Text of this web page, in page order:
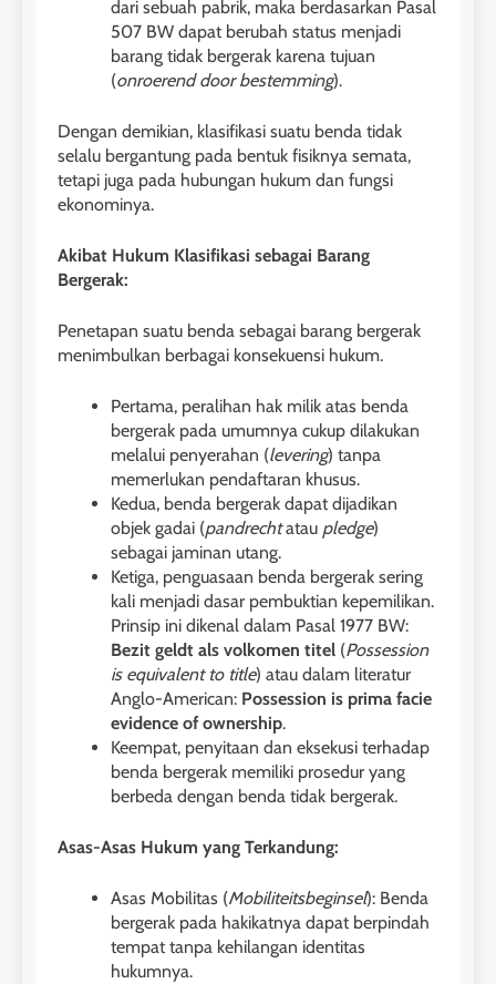
dari sebuah pabrik, maka berdasarkan Pasal
507 BW dapat berubah status menjadi
barang tidak bergerak karena tujuan
(onroerend door bestemming).
Dengan demikian, klasifikasi suatu benda tidak
selalu bergantung pada bentuk fisiknya semata,
tetapi juga pada hubungan hukum dan fungsi
ekonominya.
Akibat Hukum Klasifikasi sebagai Barang
Bergerak:
Penetapan suatu benda sebagai barang bergerak
menimbulkan berbagai konsekuensi hukum.
Pertama, peralihan hak milik atas benda
bergerak pada umumnya cukup dilakukan
melalui penyerahan (levering) tanpa
memerlukan pendaftaran khusus.
Kedua, benda bergerak dapat dijadikan
objek gadai (pandrechtatau pledge)
sebagai jaminan utang.
Ketiga, penguasaan benda bergerak sering
kali menjadi dasar pembuktian kepemilikan.
Prinsip ini dikenal dalam Pasal 1977 BW:
Bezit geldt als volkomen titel (Possession
is equivalent to title) atau dalam literatur
Anglo-American: Possession is prima facie
evidence of ownership.
Keempat, penyitaan dan eksekusi terhadap
benda bergerak memiliki prosedur yang
berbeda dengan benda tidak bergerak.
Asas-Asas Hukum yang Terkandung:
Asas Mobilitas (Mobiliteitsbeginsel): Benda
bergerak pada hakikatnya dapat berpindah
tempat tanpa kehilangan identitas
hukumnya.